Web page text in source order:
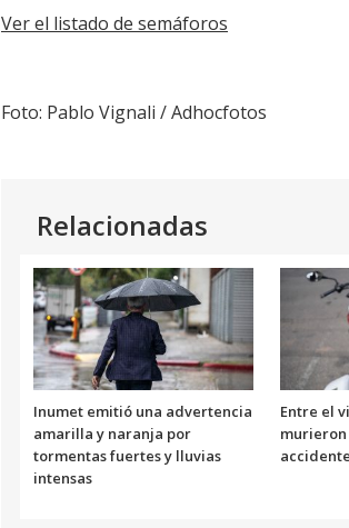
Ver el listado de semáforos
Foto: Pablo Vignali / Adhocfotos
Relacionadas
Inumet emitió una advertencia
amarilla y naranja por
tormentas fuertes y lluvias
intensas
Entre el
murieron